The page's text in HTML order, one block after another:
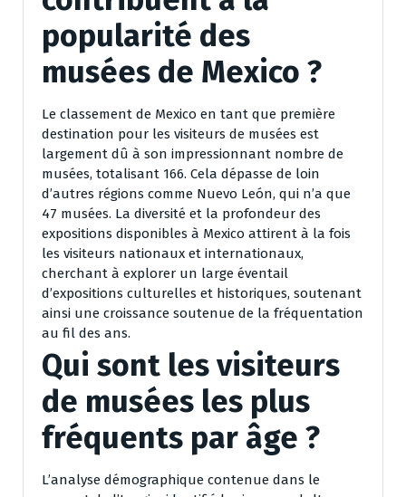
popularité des
musées de Mexico ?
Le classement de Mexico en tant que première
destination pour les visiteurs de musées est
largement dû à son impressionnant nombre de
musées, totalisant 166. Cela dépasse de loin
d’autres régions comme Nuevo León, qui n’a que
47 musées. La diversité et la profondeur des
expositions disponibles à Mexico attirent à la fois
les visiteurs nationaux et internationaux,
cherchant à explorer un large éventail
d’expositions culturelles et historiques, soutenant
ainsi une croissance soutenue de la fréquentation
au fil des ans.
Qui sont les visiteurs
de musées les plus
fréquents par âge ?
L’analyse démographique contenue dans le